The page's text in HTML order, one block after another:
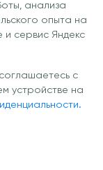
Без поездок и
приедут к вам,
клиники
необходимости
анализа
опыта на
и сервис Яндекс
с
устройстве на